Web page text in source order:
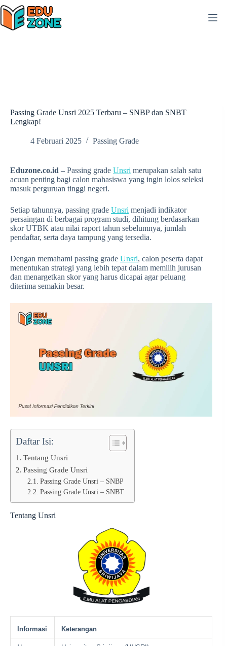
Skip
to
content
Passing Grade Unsri 2025 Terbaru – SNBP dan SNBT
Lengkap!
4 Februari 2025 Passing Grade
Eduzone.co.id – Passing grade Unsri merupakan salah satu
acuan penting bagi calon mahasiswa yang ingin lolos seleksi
masuk perguruan tinggi negeri.
Setiap tahunnya, passing grade Unsri menjadi indikator
persaingan di berbagai program studi, dihitung berdasarkan
skor UTBK atau nilai raport tahun sebelumnya, jumlah
pendaftar, serta daya tampung yang tersedia.
Dengan memahami passing grade Unsri, calon peserta dapat
menentukan strategi yang lebih tepat dalam memilih jurusan
dan menargetkan skor yang harus dicapai agar peluang
diterima semakin besar.
Daftar Isi:
Tentang Unsri
Passing Grade Unsri
Passing Grade Unsri – SNBP
Passing Grade Unsri – SNBT
Tentang Unsri
Informasi Keterangan